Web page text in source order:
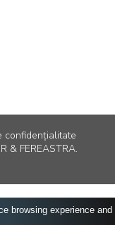
confidențialitate
& FEREASTRA.
browsing experience and